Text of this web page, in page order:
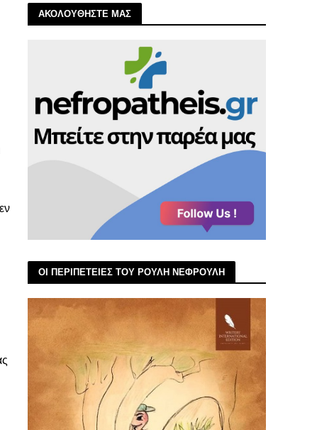
ΑΚΟΛΟΥΘΗΣΤΕ ΜΑΣ
ΟΙ ΠΕΡΙΠΕΤΕΙΕΣ ΤΟΥ ΡΟΥΛΗ ΝΕΦΡΟΥΛΗ